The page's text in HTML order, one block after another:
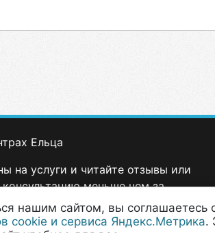
Ельца
на услуги и читайте отзывы или
меньше чем за
нашим сайтом, вы соглашаетесь
cookie и сервиса Яндекс.Метрика.